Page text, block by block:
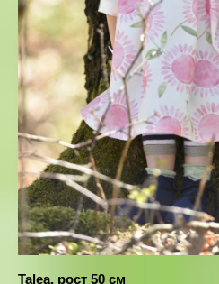
Talea, рост 50 см